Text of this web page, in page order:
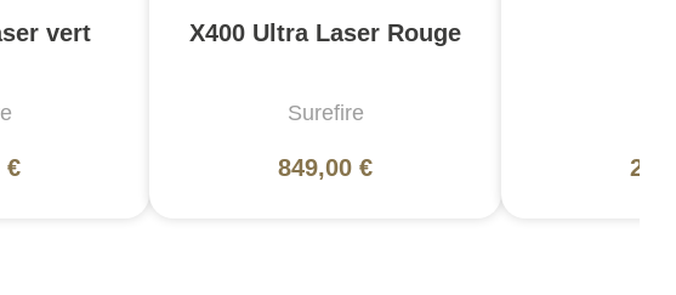
vert
€
X400 Ultra Laser Rouge
Surefire
849,00 €